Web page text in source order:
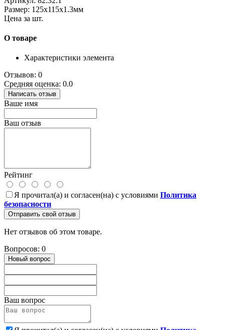
Размер: 125x115х1.3мм
Цена за шт.
О товаре
Характеристики элемента
Отзывов: 0
Средняя оценка: 0.0
Написать отзыв
Ваше имя
Ваш отзыв
Рейтинг
Я прочитал(а) и согласен(на) с условиями Политика
безопасности
Отправить свой отзыв
Нет отзывов об этом товаре.
Вопросов: 0
Новый вопрос
Ваш вопрос